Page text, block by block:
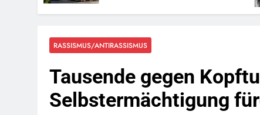
RASSISMUS/ANTIRASSISMUS
Tausende gegen
Selbstermächtigung